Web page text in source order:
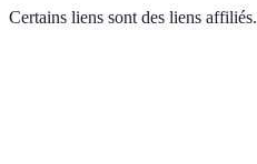
Certains liens sont des liens affiliés.